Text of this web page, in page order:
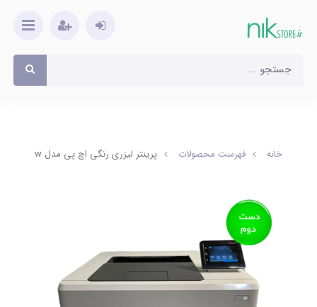
خانه فهرست محصولات پرینتر لیزری رنگی اچ پی مدل M252dw